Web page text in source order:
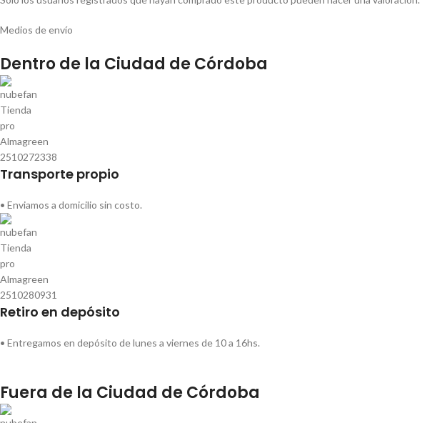
Medios de envío
Dentro de la Ciudad de Córdoba
Transporte propio
• Enviamos a domicilio sin costo.
Retiro en depósito
• Entregamos en depósito de lunes a viernes de 10 a 16hs.
Fuera de la Ciudad de Córdoba